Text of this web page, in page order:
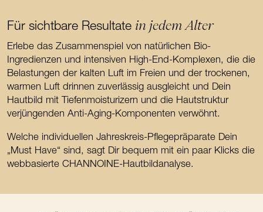
Für sichtbare Resultatein jedem Alter
Erlebe das Zusammenspiel von natürlichen Bio-
Ingredienzen und intensiven High-End-Komplexen, die die
Belastungen der kalten Luft im Freien und der trockenen,
warmen Luft drinnen zuverlässig ausgleicht und Dein
Hautbild mit Tiefenmoisturizern und die Hautstruktur
verjüngenden Anti-Aging-Komponenten verwöhnt.
Welche individuellen Jahreskreis-Pflegepräparate Dein
„Must Have“ sind, sagt Dir bequem mit ein paar Klicks die
webbasierte CHANNOINE-Hautbildanalyse.